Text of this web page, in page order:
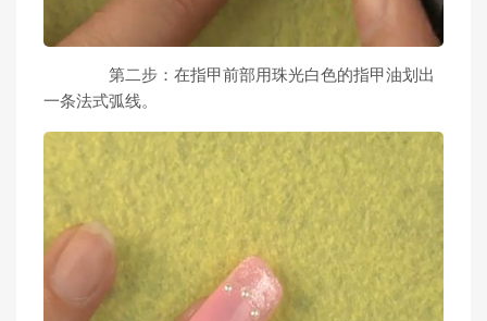
第二步：在指甲前部用珠光白色的指甲油划出
一条法式弧线。